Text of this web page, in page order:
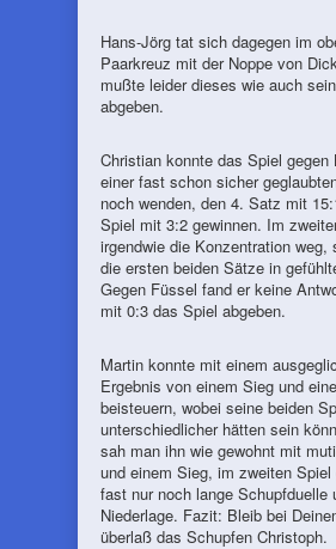
Hans-Jörg tat sich dagegen im
Paarkreuz mit der Noppe von
mußte leider dieses wie auch
abgeben.
Christian konnte das Spiel gegen
einer fast schon sicher
noch wenden, den 4. Satz mit
Spiel mit 3:2 gewinnen. Im
irgendwie die Konzentration weg,
die ersten beiden Sätze in
Gegen Füssel fand er keine
mit 0:3 das Spiel abgeben.
Martin konnte mit einem
Ergebnis von einem Sieg und
beisteuern, wobei seine beiden
unterschiedlicher hätten sein
sah man ihn wie gewohnt mit
und einem Sieg, im zweiten
fast nur noch lange Schupfduelle
Niederlage. Fazit: Bleib bei
überlaß das Schupfen Christoph.